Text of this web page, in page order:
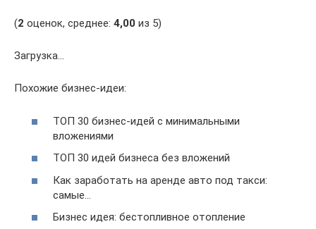
(2 оценок, среднее: 4,00 из 5)
Загрузка…
Похожие бизнес-идеи:
ТОП 30 бизнес-идей с минимальными
вложениями
ТОП 30 идей бизнеса без вложений
Как заработать на аренде авто под такси:
самые…
Бизнес идея: бестопливное отопление